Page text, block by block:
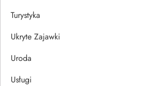
Turystyka
Ukryte Zajawki
Uroda
Usługi